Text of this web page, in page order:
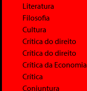
Literatura
Filosofia
Cultura
Crítica do direito
Crítica do direito
Crítica da Economia
Crítica
Conjuntura